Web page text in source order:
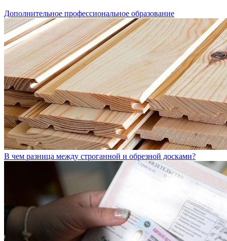
Дополнительное профессиональное образование
В чем разница между строганной и обрезной досками?